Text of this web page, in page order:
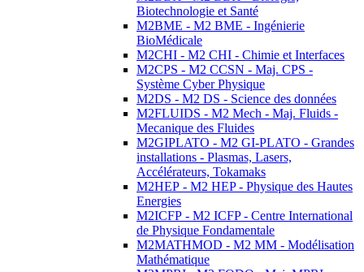
Biotechnologie et Santé
M2BME - M2 BME - Ingénierie
BioMédicale
M2CHI - M2 CHI - Chimie et Interfaces
M2CPS - M2 CCSN - Maj. CPS -
Système Cyber Physique
M2DS - M2 DS - Science des données
M2FLUIDS - M2 Mech - Maj. Fluids -
Mecanique des Fluides
M2GIPLATO - M2 GI-PLATO - Grandes
installations - Plasmas, Lasers,
Accélérateurs, Tokamaks
M2HEP - M2 HEP - Physique des Hautes
Energies
M2ICFP - M2 ICFP - Centre International
de Physique Fondamentale
M2MATHMOD - M2 MM - Modélisation
Mathématique